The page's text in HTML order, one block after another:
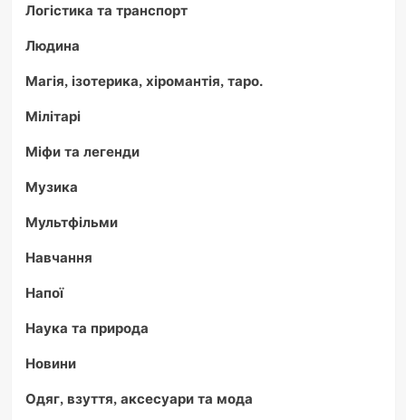
Логістика та транспорт
Людина
Магія, ізотерика, хіромантія, таро.
Мілітарі
Міфи та легенди
Музика
Мультфільми
Навчання
Напої
Наука та природа
Новини
Одяг, взуття, аксесуари та мода